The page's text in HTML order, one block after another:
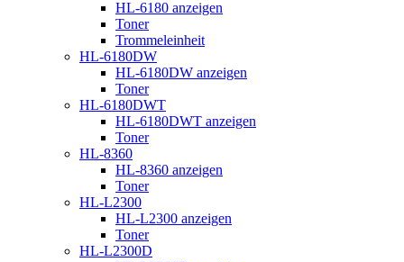
HL-6180 anzeigen
Toner
Trommeleinheit
HL-6180DW
HL-6180DW anzeigen
Toner
HL-6180DWT
HL-6180DWT anzeigen
Toner
HL-8360
HL-8360 anzeigen
Toner
HL-L2300
HL-L2300 anzeigen
Toner
HL-L2300D